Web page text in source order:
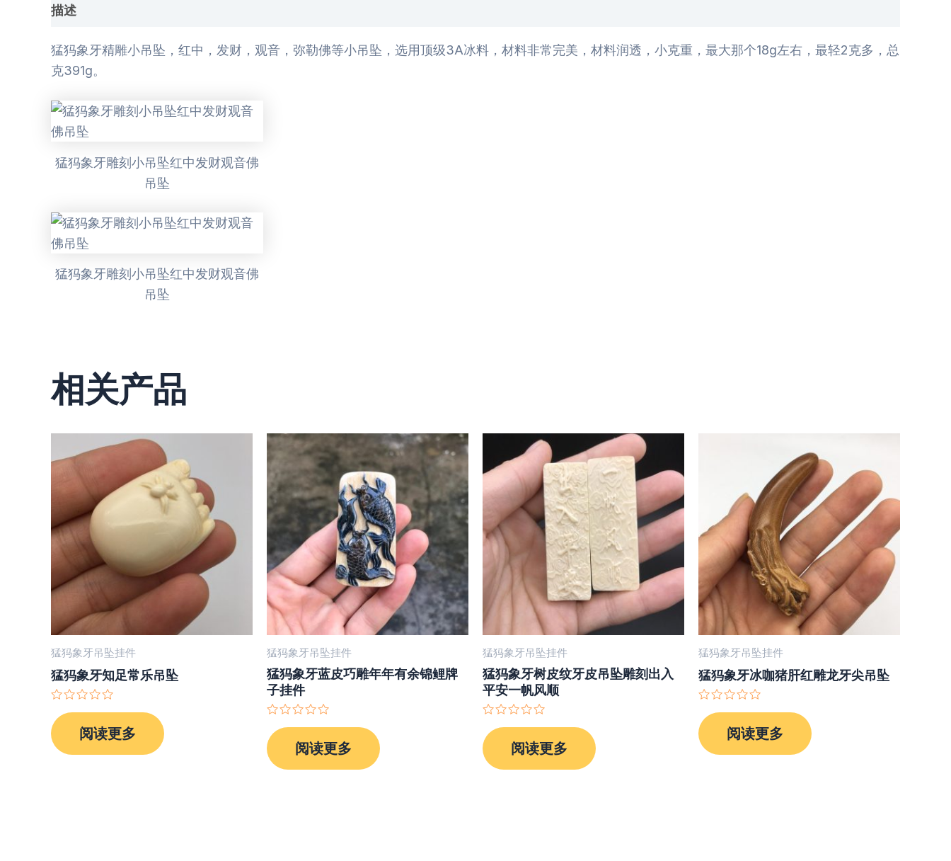
描述
猛犸象牙精雕小吊坠，红中，发财，观音，弥勒佛等小吊坠，选用顶级3A冰料，材料非常完美，材料润透，小克重，最大那个18g左右，最轻2克多，总
克391g。
猛犸象牙雕刻小吊坠红中发财观音佛
吊坠
猛犸象牙雕刻小吊坠红中发财观音佛
吊坠
相关产品
猛犸象牙吊坠挂件
猛犸象牙知足常乐吊坠
分
0
&sol;
5
阅读更多
猛犸象牙吊坠挂件
猛犸象牙蓝皮巧雕年年有余锦鲤牌
子挂件
分
0
&sol;
5
阅读更多
猛犸象牙吊坠挂件
猛犸象牙树皮纹牙皮吊坠雕刻出入
平安一帆风顺
分
0
&sol;
5
阅读更多
猛犸象牙吊坠挂件
猛犸象牙冰咖猪肝红雕龙牙尖吊坠
分
0
&sol;
5
阅读更多